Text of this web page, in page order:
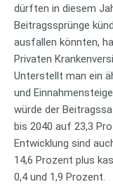
dürften in diesem
Beitragssprünge
ausfallen könnten,
Privaten
Unterstellt man ein
und
würde der
bis 2040 auf 23,3
Entwicklung sind
14,6 Prozent plus
0,4 und 1,9 Prozent.